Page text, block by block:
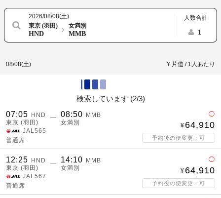
2026/08/08(土)
東京 (羽田)
HND
女満別
MMB
人数合計
1
08/08(土) ¥ 片道 / 1人あたり
検索しています (2/3)
07:05
HND
東京 (羽田)
― 08:50
MMB
女満別
JAL565
普通席
◯
64,910
予約後の便変更：可
12:25
HND
東京 (羽田)
― 14:10
MMB
女満別
JAL567
普通席
◯
64,910
予約後の便変更：可